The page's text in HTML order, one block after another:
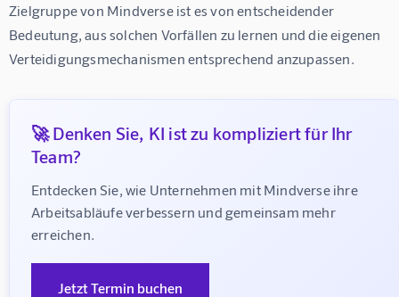
Zielgruppe von Mindverse ist es von entscheidender
Bedeutung, aus solchen Vorfällen zu lernen und die eigenen
Verteidigungsmechanismen entsprechend anzupassen.
🚀 Denken Sie, KI ist zu kompliziert für Ihr
Team?
Entdecken Sie, wie Unternehmen mit Mindverse ihre
Arbeitsabläufe verbessern und gemeinsam mehr
erreichen.
Jetzt Termin buchen